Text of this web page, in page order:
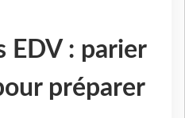
EDV : parier
préparer